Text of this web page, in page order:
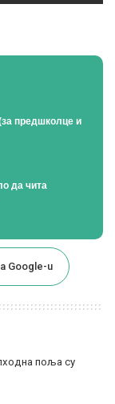
предшколце и
да чита
Google-u
поља су